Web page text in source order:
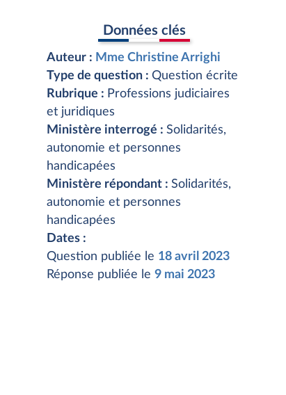
Données clés
Auteur : Mme Christine Arrighi
Type de question : Question écrite
Rubrique : Professions judiciaires
et juridiques
Ministère interrogé : Solidarités,
autonomie et personnes
handicapées
Ministère répondant : Solidarités,
autonomie et personnes
handicapées
Dates :
Question publiée le 18 avril 2023
Réponse publiée le 9 mai 2023